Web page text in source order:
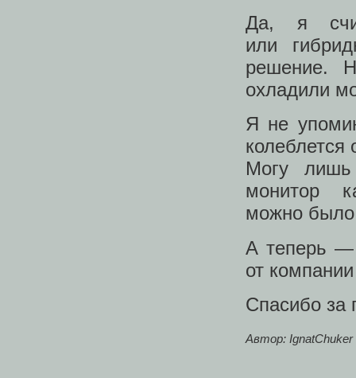
Да, я
или
решение.
охладили
Я не
Могу лишь
монитор
можно было
А теперь —
от
Спасибо за
Автор: IgnatChuker